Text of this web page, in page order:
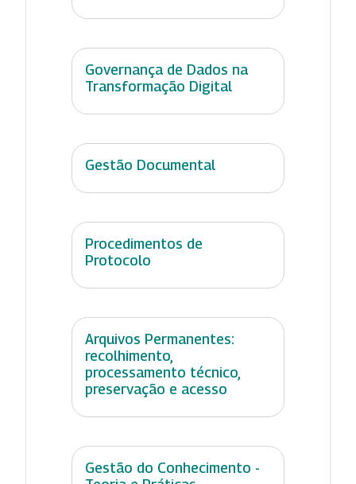
Governança de Dados na
Transformação Digital
Gestão Documental
Procedimentos de
Protocolo
Arquivos Permanentes:
recolhimento,
processamento técnico,
preservação e acesso
Gestão do Conhecimento -